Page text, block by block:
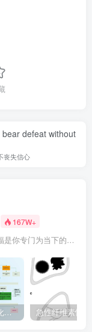
defeat without
丧失信心
167W+
幸福不应该留到未来品尝，幸福是你专门为当下的自己所准备的
CHEST综述：机化性肺炎的诊断流程（临床-影像-病理特征相关性）